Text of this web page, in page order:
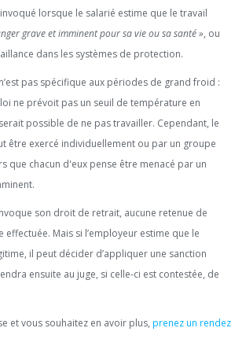
lorsque le salarié estime que le travail
grave et imminent pour sa vie ou sa santé », ou
dans les systèmes de protection.
pas spécifique aux périodes de grand froid :
loi ne prévoit pas un seuil de température en
possible de ne pas travailler. Cependant, le
être exercé individuellement ou par un groupe
que chacun d'eux pense être menacé par un
son droit de retrait, aucune retenue de
effectuée. Mais si l’employeur estime que le
il peut décider d’appliquer une sanction
ensuite au juge, si celle-ci est contestée, de
et vous souhaitez en avoir plus, prenez un rendez